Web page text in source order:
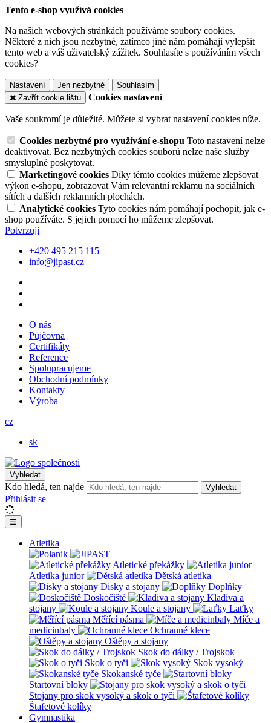
Tento e-shop využívá cookies
Na našich webových stránkách používáme soubory cookies.
Některé z nich jsou nezbytné, zatímco jiné nám pomáhají vylepšit
tento web a váš uživatelský zážitek. Souhlasíte s používáním všech
cookies?
Nastavení Jen nezbytné
Souhlasím
Zavřít cookie lištu
Cookies nastavení
Vaše soukromí je důležité. Můžete si vybrat nastavení cookies níže.
Cookies nezbytné pro využívání e-shopu Toto nastavení nelze
deaktivovat. Bez nezbytných cookies souborů nelze naše služby
smysluplně poskytovat.
Marketingové cookies Díky těmto cookies můžeme zlepšovat
výkon e-shopu, zobrazovat Vám relevantní reklamu na sociálních
sítích a dalších reklamních plochách.
Analytické cookies Tyto cookies nám pomáhají pochopit, jak e-
shop používáte. S jejich pomocí ho můžeme zlepšovat.
Potvrzuji
+420 495 215 115
info@jipast.cz
O nás
Půjčovna
Certifikáty
Reference
Spolupracujeme
Obchodní podmínky
Kontakty
Výroba
cz
sk
Vyhledat
Kdo hledá, ten najde Vyhledat
Přihlásit se
☰
Atletika
Atletické překážky
Atletika junior
Dětská atletika
Disky a stojany
Doplňky
Doskočiště
Kladiva a
stojany
Koule a stojany
Laťky
Měřící pásma
Míče a
medicinbaly
Ochranné klece
Oštěpy a stojany
Skok do dálky / Trojskok
Skok o tyči
Skok vysoký
Skokanské tyče
Startovní bloky
Stojany pro skok vysoký a skok o tyči
Štafetové kolíky
Gymnastika